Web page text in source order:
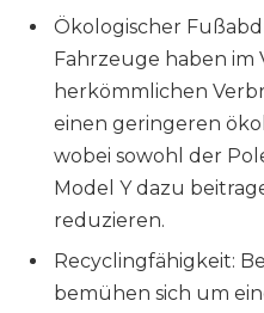
Ökologischer
Fahrzeuge haben im
herkömmlichen
einen geringeren
wobei sowohl der
Model Y dazu
reduzieren.
Recyclingfähigkeit:
bemühen sich um